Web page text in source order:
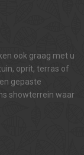
ook graag met u
oprit, terras of
gepaste
showterrein waar